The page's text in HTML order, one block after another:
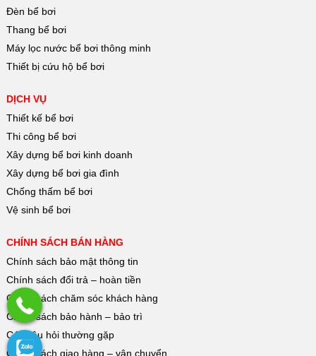
Đèn bể bơi
Thang bể bơi
Máy lọc nước bể bơi thông minh
Thiết bị cứu hộ bể bơi
DỊCH VỤ
Thiết kế bể bơi
Thi công bể bơi
Xây dựng bể bơi kinh doanh
Xây dựng bể bơi gia đình
Chống thấm bể bơi
Vệ sinh bể bơi
CHÍNH SÁCH BÁN HÀNG
Chính sách bảo mật thông tin
Chính sách đổi trả – hoàn tiền
Chính sách chăm sóc khách hàng
Chính sách bảo hành – bảo trì
Các câu hỏi thường gặp
Chính sách giao hàng – vận chuyển